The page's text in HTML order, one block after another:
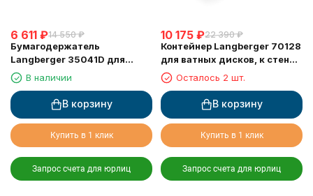
6 611 ₽14 550 ₽
Бумагодержатель
Langberger 35041D для
туалетной бумаги с
прорезиненной полкой хром
В наличии
В корзину
Купить в 1 клик
Запрос счета для юрлиц
10 175 ₽22 390 ₽
Контейнер Langberger 70128
для ватных дисков, к стене,
хромОсталось 2 шт.
В корзину
Купить в 1 клик
Запрос счета для юрлиц